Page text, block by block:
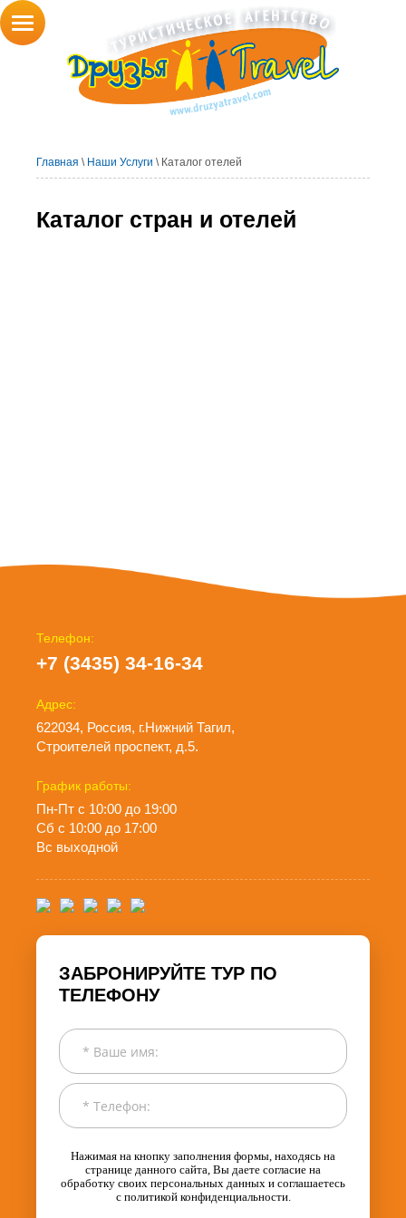
Главная \ Наши Услуги \ Каталог отелей
Каталог стран и отелей
Телефон:
+7 (3435) 34-16-34
Адрес:
622034, Россия, г.Нижний Тагил,
Строителей проспект, д.5.
График работы:
Пн-Пт с 10:00 до 19:00
Сб с 10:00 до 17:00
Вс выходной
ЗАБРОНИРУЙТЕ ТУР ПО
ТЕЛЕФОНУ
Нажимая на кнопку заполнения формы, находясь на
странице данного сайта, Вы даете согласие на
обработку своих персональных данных и соглашаетесь
с политикой конфиденциальности.